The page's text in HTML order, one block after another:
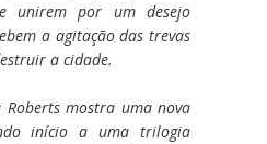
unirem por um desejo
a agitação das trevas
a cidade.
Roberts mostra uma nova
início a uma trilogia